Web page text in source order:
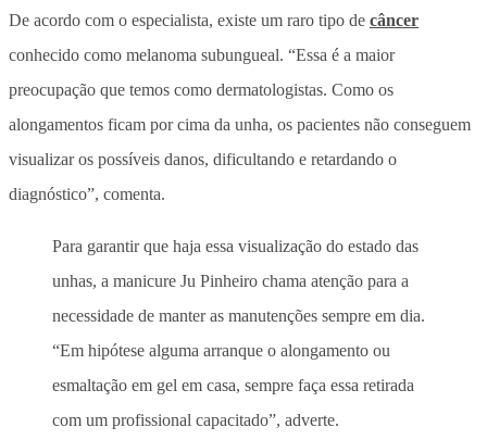
De acordo com o especialista, existe um raro tipo de câncer
conhecido como melanoma subungueal. “Essa é a maior
preocupação que temos como dermatologistas. Como os
alongamentos ficam por cima da unha, os pacientes não conseguem
visualizar os possíveis danos, dificultando e retardando o
diagnóstico”, comenta.
Para garantir que haja essa visualização do estado das
unhas, a manicure Ju Pinheiro chama atenção para a
necessidade de manter as manutenções sempre em dia.
“Em hipótese alguma arranque o alongamento ou
esmaltação em gel em casa, sempre faça essa retirada
com um profissional capacitado”, adverte.